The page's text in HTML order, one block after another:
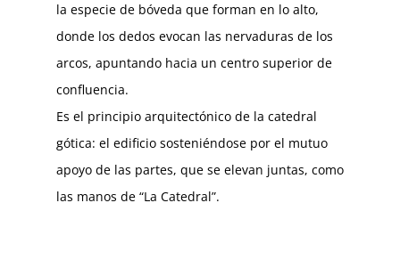
la especie de bóveda que forman en lo alto,
donde los dedos evocan las nervaduras de los
arcos, apuntando hacia un centro superior de
confluencia.
Es el principio arquitectónico de la catedral
gótica: el edificio sosteniéndose por el mutuo
apoyo de las partes, que se elevan juntas, como
las manos de “La Catedral”.